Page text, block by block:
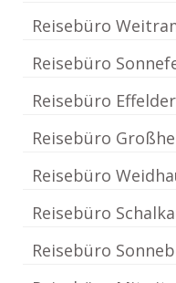
Reisebüro
Reisebüro
Reisebüro
Reisebüro
Reisebüro
Reisebüro
Reisebüro